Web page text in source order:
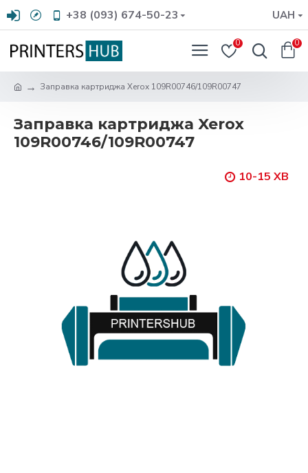
+38 (093) 674-50-23 UAH
0 0
Заправка картриджа Xerox 109R00746/109R00747
Заправка картриджа Xerox
109R00746/109R00747
10-15 ХВ